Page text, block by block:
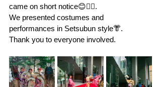
came on short notice😊🙇‍♀️.
We presented costumes and
performances in Setsubun style👘.
Thank you to everyone involved.